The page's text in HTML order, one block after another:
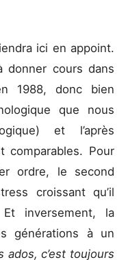
ici en appoint.
donner cours dans
1988, donc bien
que nous
et l’après
comparables. Pour
ordre, le second
croissant qu’il
inversement, la
générations à un
ados, c’est toujours